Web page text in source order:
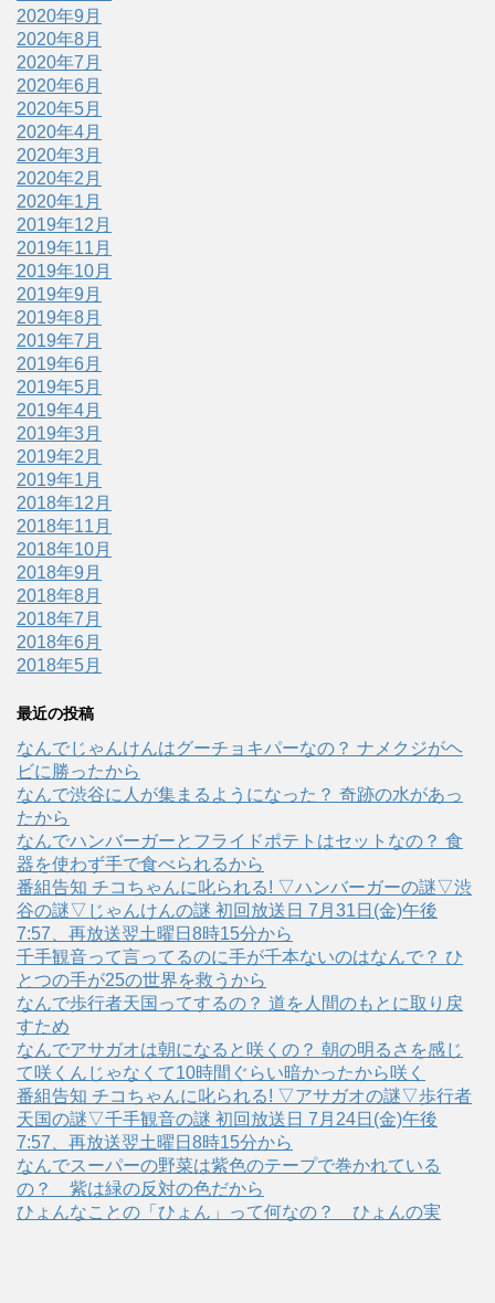
2020年9月
2020年8月
2020年7月
2020年6月
2020年5月
2020年4月
2020年3月
2020年2月
2020年1月
2019年12月
2019年11月
2019年10月
2019年9月
2019年8月
2019年7月
2019年6月
2019年5月
2019年4月
2019年3月
2019年2月
2019年1月
2018年12月
2018年11月
2018年10月
2018年9月
2018年8月
2018年7月
2018年6月
2018年5月
最近の投稿
なんでじゃんけんはグーチョキパーなの？ ナメクジがヘ
ビに勝ったから
なんで渋谷に人が集まるようになった？ 奇跡の水があっ
たから
なんでハンバーガーとフライドポテトはセットなの？ 食
器を使わず手で食べられるから
番組告知 チコちゃんに叱られる! ▽ハンバーガーの謎▽渋
谷の謎▽じゃんけんの謎 初回放送日 7月31日(金)午後
7:57、再放送翌土曜日8時15分から
千手観音って言ってるのに手が千本ないのはなんで？ ひ
とつの手が25の世界を救うから
なんで歩行者天国ってするの？ 道を人間のもとに取り戻
すため
なんでアサガオは朝になると咲くの？ 朝の明るさを感じ
て咲くんじゃなくて10時間ぐらい暗かったから咲く
番組告知 チコちゃんに叱られる! ▽アサガオの謎▽歩行者
天国の謎▽千手観音の謎 初回放送日 7月24日(金)午後
7:57、再放送翌土曜日8時15分から
なんでスーパーの野菜は紫色のテープで巻かれている
の？ 紫は緑の反対の色だから
ひょんなことの「ひょん」って何なの？ ひょんの実